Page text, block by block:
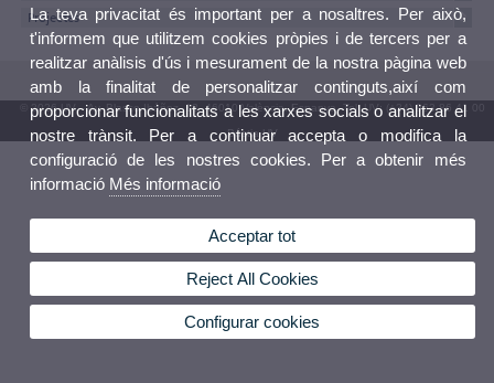
Projectes
© 2026 UV. - Av. Blasco Ibáñez, 13. 46010 València. Espanya. Tel. UV: (+34) 963 86 41 00
Bústia UV
La teva privacitat és important per a nosaltres. Per això,
t'informem que utilitzem cookies pròpies i de tercers per a
realitzar anàlisis d'ús i mesurament de la nostra pàgina web
amb la finalitat de personalitzar continguts,així com
proporcionar funcionalitats a les xarxes socials o analitzar el
nostre trànsit. Per a continuar accepta o modifica la
configuració de les nostres cookies. Per a obtenir més
informació Més informació
Acceptar tot
Reject All Cookies
Configurar cookies